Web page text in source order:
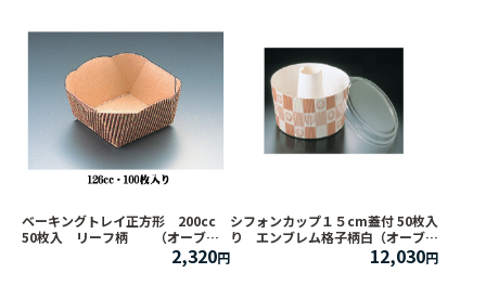
ベーキングトレイ正方形 200cc
50枚入 リーフ柄 （オーブン
2,320
シフォンカップ１５cm蓋付 50枚入
り エンブレム格子柄白（オーブン
12,030